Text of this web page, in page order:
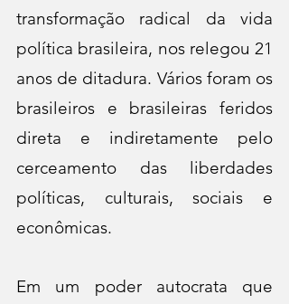
transformação radical da vida
política brasileira, nos relegou 21
anos de ditadura. Vários foram os
brasileiros e brasileiras feridos
direta e indiretamente pelo
cerceamento das liberdades
políticas, culturais, sociais e
econômicas.
Em um poder autocrata que